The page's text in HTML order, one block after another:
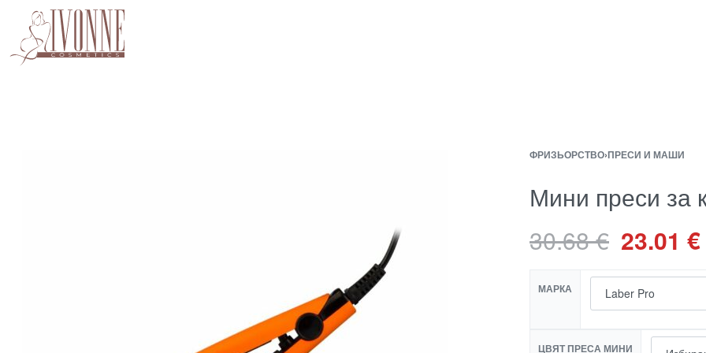
ФРИЗЬОРСТВО›ПРЕСИ И МАШИ
Мини преси за
30.68€ 23.01 €
МАРКА
ЦВЯТ ПРЕСА МИНИ